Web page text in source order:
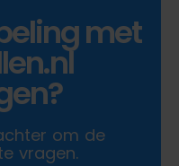
met
om de
vragen.